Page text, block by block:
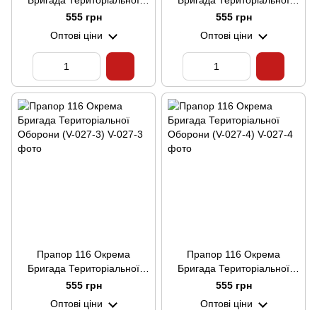
Оборони Полтавська
555 грн
Оптові ціни
Оборони Полтавська
555 грн
Оптові ціни
Прапор 116 Окрема
Бригада Територіальної
Оборони (V-027-3)
555 грн
Оптові ціни
Прапор 116 Окрема
Бригада Територіальної
Оборони (V-027-4)
555 грн
Оптові ціни